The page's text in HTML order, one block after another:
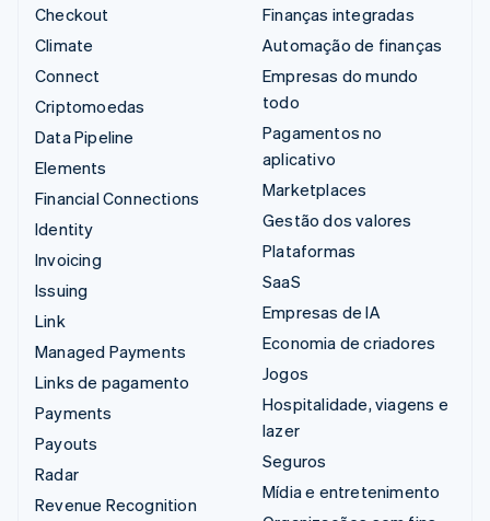
Checkout
Climate
Connect
Criptomoedas
Data Pipeline
Elements
Financial Connections
Identity
Invoicing
Issuing
Link
Managed Payments
Links de pagamento
Payments
Payouts
Radar
Revenue Recognition
Finanças integradas
Automação de finanças
Empresas do mundo
todo
Pagamentos no
aplicativo
Marketplaces
Gestão dos valores
Plataformas
SaaS
Empresas de IA
Economia de criadores
Jogos
Hospitalidade, viagens e
lazer
Seguros
Mídia e entretenimento